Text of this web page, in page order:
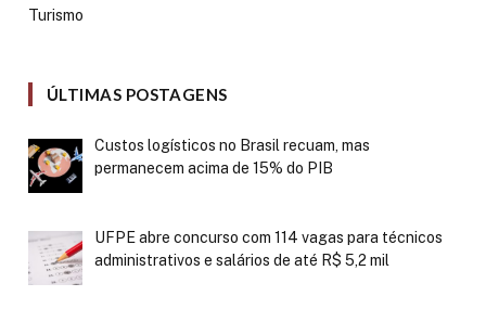
Turismo
ÚLTIMAS POSTAGENS
Custos logísticos no Brasil recuam, mas
permanecem acima de 15% do PIB
UFPE abre concurso com 114 vagas para técnicos
administrativos e salários de até R$ 5,2 mil